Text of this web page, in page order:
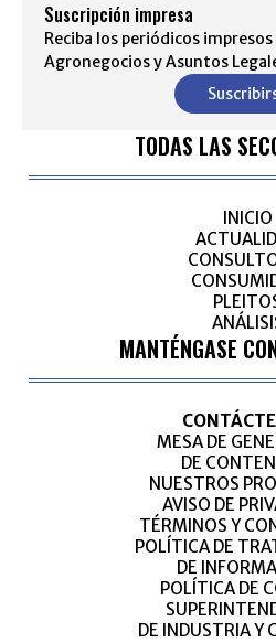
Suscripción impresa
Reciba los periódicos impresos
Agronegocios y Asuntos
TODAS LAS
INICIO
MANTÉNGASE
MESA DE
DE
NUESTROS
AVISO DE
TÉRMINOS Y
POLÍTICA DE
DE
POLÍTICA DE
DE INDUSTRIA Y